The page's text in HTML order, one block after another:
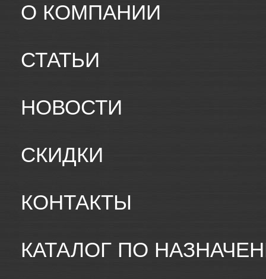
О КОМПАНИИ
СТАТЬИ
НОВОСТИ
СКИДКИ
КОНТАКТЫ
КАТАЛОГ ПО